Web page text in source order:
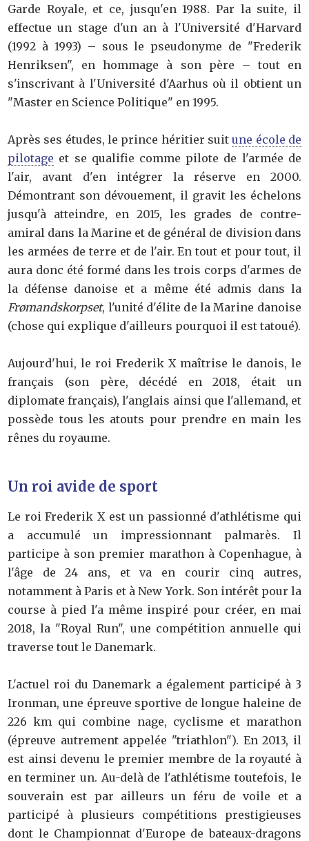
Garde Royale, et ce, jusqu'en 1988. Par la suite, il
effectue un stage d'un an à l'Université d'Harvard
(1992 à 1993) – sous le pseudonyme de "Frederik
Henriksen", en hommage à son père – tout en
s'inscrivant à l'Université d'Aarhus où il obtient un
"Master en Science Politique" en 1995.
Après ses études, le prince héritier suitune école de
pilotage et se qualifie comme pilote de l'armée de
l'air, avant d'en intégrer la réserve en 2000.
Démontrant son dévouement, il gravit les échelons
jusqu'à atteindre, en 2015, les grades de contre-
amiral dans la Marine et de général de division dans
les armées de terre et de l'air. En tout et pour tout, il
aura donc été formé dans les trois corps d'armes de
la défense danoise et a même été admis dans la
Frømandskorpset, l'unité d'élite de la Marine danoise
(chose qui explique d'ailleurs pourquoi il est tatoué).
Aujourd'hui, le roi Frederik X maîtrise le danois, le
français (son père, décédé en 2018, était un
diplomate français), l'anglais ainsi que l'allemand, et
possède tous les atouts pour prendre en main les
rênes du royaume.
Un roi avide de sport
Le roi Frederik X est un passionné d'athlétisme qui
a accumulé un impressionnant palmarès. Il
participe à son premier marathon à Copenhague, à
l'âge de 24 ans, et va en courir cinq autres,
notamment à Paris et à New York. Son intérêt pour la
course à pied l'a même inspiré pour créer, en mai
2018, la "Royal Run", une compétition annuelle qui
traverse tout le Danemark.
L'actuel roi du Danemark a également participé à 3
Ironman, une épreuve sportive de longue haleine de
226 km qui combine nage, cyclisme et marathon
(épreuve autrement appelée "triathlon"). En 2013, il
est ainsi devenu le premier membre de la royauté à
en terminer un. Au-delà de l'athlétisme toutefois, le
souverain est par ailleurs un féru de voile et a
participé à plusieurs compétitions prestigieuses
dont le Championnat d'Europe de bateaux-dragons